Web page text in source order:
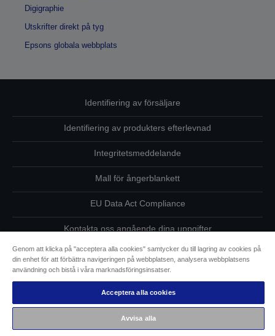
Digigraphie
Utskrifter direkt på tyg
Epsons globala webbplats
Identifiering av försäljare
Identifiering av produkters efterlevnad
Integritetsmeddelande
Mall för ångerblankett
EU Data Act Compliance
Kontakta oss angående dina uppgifter
Information om cookies
Copyright © 2026 Seiko Epson
Genom att klicka på "acceptera alla cookies" samtycker du till lagring av cookies på
din enhet för att förbättra navigeringen på webbplatsen, analysera webbplatsens
användning och bistå i våra marknadsföringsinsatser.
Acceptera alla cookies
Avvisa alla